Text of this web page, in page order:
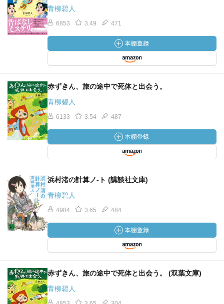
青柳碧人
6853 3.49 471
赤ずきん、旅の途中で死体と出会う。
青柳碧人
6133 3.54 487
浜村渚の計算ノ-ト (講談社文庫)
青柳碧人
4984 3.65 484
赤ずきん、旅の途中で死体と出会う。 (双葉文庫)
青柳碧人